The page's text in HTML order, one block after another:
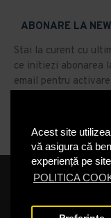
Acest site
vă asigura că
experiență pe
POLITICA
ABONARE LA
Stai la curent cu
ce initiezi abonarea
email pentru
Am citit şi sunt de
© 2019, Sanito